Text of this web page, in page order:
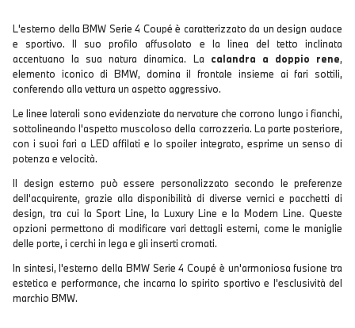
L'esterno della BMW Serie 4 Coupé è caratterizzato da un design audace
e sportivo. Il suo profilo affusolato e la linea del tetto inclinata
accentuano la sua natura dinamica. La calandra a doppio rene,
elemento iconico di BMW, domina il frontale insieme ai fari sottili,
conferendo alla vettura un aspetto aggressivo.
Le linee laterali sono evidenziate da nervature che corrono lungo i fianchi,
sottolineando l'aspetto muscoloso della carrozzeria. La parte posteriore,
con i suoi fari a LED affilati e lo spoiler integrato, esprime un senso di
potenza e velocità.
Il design esterno può essere personalizzato secondo le preferenze
dell'acquirente, grazie alla disponibilità di diverse vernici e pacchetti di
design, tra cui la Sport Line, la Luxury Line e la Modern Line. Queste
opzioni permettono di modificare vari dettagli esterni, come le maniglie
delle porte, i cerchi in lega e gli inserti cromati.
In sintesi, l'esterno della BMW Serie 4 Coupé è un'armoniosa fusione tra
estetica e performance, che incarna lo spirito sportivo e l'esclusività del
marchio BMW.